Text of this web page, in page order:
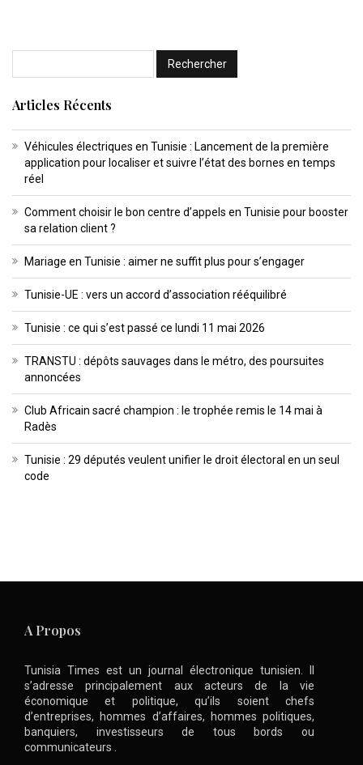
Articles Récents
Véhicules électriques en Tunisie : Lancement de la première
application pour localiser et suivre l’état des bornes en temps
réel
Comment choisir le bon centre d’appels en Tunisie pour booster
sa relation client ?
Mariage en Tunisie : aimer ne suffit plus pour s’engager
Tunisie-UE : vers un accord d’association rééquilibré
Tunisie : ce qui s’est passé ce lundi 11 mai 2026
TRANSTU : dépôts sauvages dans le métro, des poursuites
annoncées
Club Africain sacré champion : le trophée remis le 14 mai à
Radès
Tunisie : 29 députés veulent unifier le droit électoral en un seul
code
A Propos
Tunisia Times est un journal électronique tunisien. Il
s’adresse principalement aux acteurs de la vie
économique et politique, qu’ils soient chefs
d’entreprises, hommes d’affaires, hommes politiques,
banquiers, investisseurs de tous bords ou
communicateurs .